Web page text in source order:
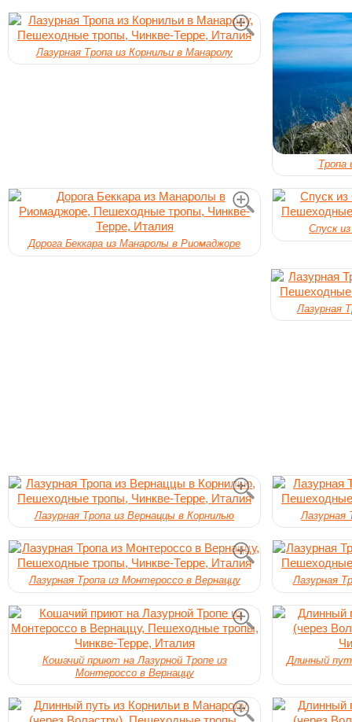
Лазурная Тропа из Корнильи в Манаролу
Тропа
Дорога Беккара из Манаролы в Риомаджоре
Спуск
Лазурная
Лазурная Тропа из Вернаццы в Корнилью Лазурная
Лазурная Тропа из Монтероссо в Вернаццу Лазурная
Кошачий приют на Лазурной Тропе из
Монтероссо в Вернаццу
Длинный